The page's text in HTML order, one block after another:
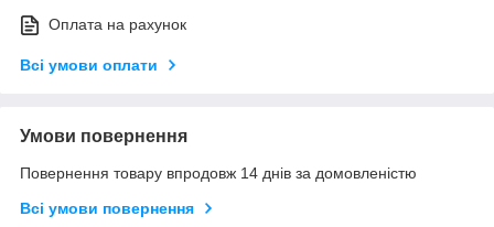
Оплата на рахунок
Всі умови оплати
Умови повернення
Повернення товару впродовж 14 днів за домовленістю
Всі умови повернення